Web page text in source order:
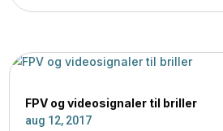
FPV og videosignaler til briller
aug 12, 2017